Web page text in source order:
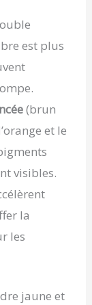
est plus
(brun
et le
visibles.
la
les
jaune et